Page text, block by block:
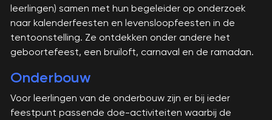
leerlingen) samen met hun begeleider op onderzoek
naar kalenderfeesten en levensloopfeesten in de
tentoonstelling. Ze ontdekken onder andere het
geboortefeest, een bruiloft, carnaval en de ramadan.
Onderbouw
Voor leerlingen van de onderbouw zijn er bij ieder
feestpunt passende doe-activiteiten waarbij de